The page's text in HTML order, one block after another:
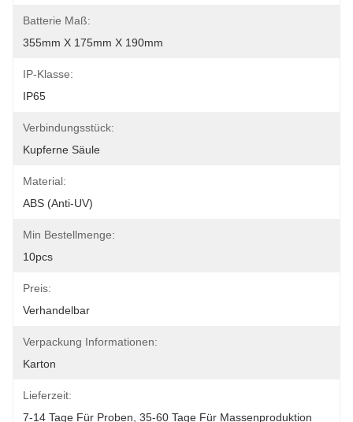
Batterie Maß:
355mm X 175mm X 190mm
IP-Klasse:
IP65
Verbindungsstück:
Kupferne Säule
Material:
ABS (anti-UV)
Min Bestellmenge:
10pcs
Preis:
Verhandelbar
Verpackung Informationen:
Karton
Lieferzeit:
7-14 Tage Für Proben, 35-60 Tage Für Massenproduktion